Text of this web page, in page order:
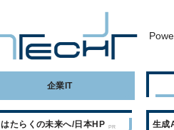
企業IT
はたらくの未来へ/日本HP 生成